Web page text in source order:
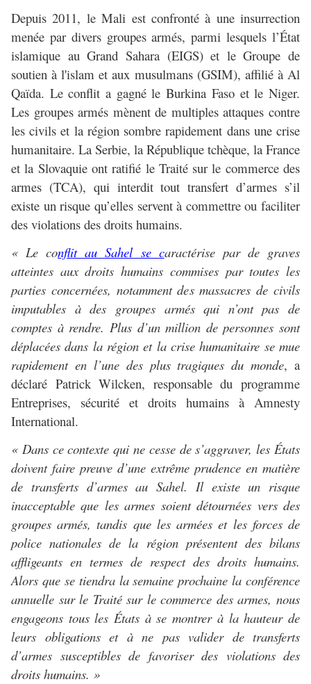
Depuis 2011, le Mali est confronté à une insurrection
menée par divers groupes armés, parmi lesquels l’État
islamique au Grand Sahara (EIGS) et le Groupe de
soutien à l'islam et aux musulmans (GSIM), affilié à Al
Qaïda. Le conflit a gagné le Burkina Faso et le Niger.
Les groupes armés mènent de multiples attaques contre
les civils et la région sombre rapidement dans une crise
humanitaire. La Serbie, la République tchèque, la France
et la Slovaquie ont ratifié le Traité sur le commerce des
armes (TCA), qui interdit tout transfert d’armes s’il
existe un risque qu’elles servent à commettre ou faciliter
des violations des droits humains.
« Le conflit au Sahel se caractérise par de graves
atteintes aux droits humains commises par toutes les
parties concernées, notamment des massacres de civils
imputables à des groupes armés qui n’ont pas de
comptes à rendre. Plus d’un million de personnes sont
déplacées dans la région et la crise humanitaire se mue
rapidement en l’une des plus tragiques du monde, a
déclaré Patrick Wilcken, responsable du programme
Entreprises, sécurité et droits humains à Amnesty
International.
« Dans ce contexte qui ne cesse de s’aggraver, les États
doivent faire preuve d’une extrême prudence en matière
de transferts d’armes au Sahel. Il existe un risque
inacceptable que les armes soient détournées vers des
groupes armés, tandis que les armées et les forces de
police nationales de la région présentent des bilans
affligeants en termes de respect des droits humains.
Alors que se tiendra la semaine prochaine la conférence
annuelle sur le Traité sur le commerce des armes, nous
engageons tous les États à se montrer à la hauteur de
leurs obligations et à ne pas valider de transferts
d’armes susceptibles de favoriser des violations des
droits humains. »